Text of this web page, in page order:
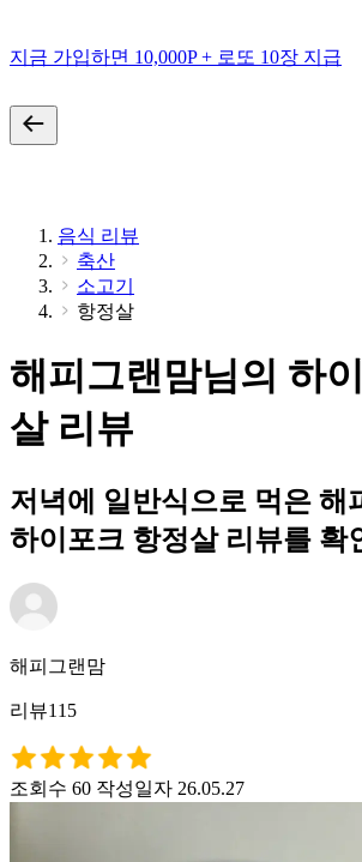
지금 가입하면 10,000P + 로또 10장 지급
음식 리뷰
축산
소고기
항정살
해피그랜맘님의 하
살 리뷰
저녁에 일반식으로 먹은 해
하이포크 항정살 리뷰를 확
해피그랜맘
리뷰115
조회수 60 작성일자 26.05.27